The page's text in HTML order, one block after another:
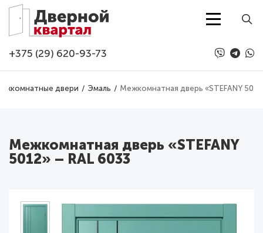
Перейти к основному содержанию
+375 (29) 620-93-73
двери Эмаль Межкомнатная дверь «STEFANY
Межкомнатная дверь «STEFANY
5012» – RAL 6033